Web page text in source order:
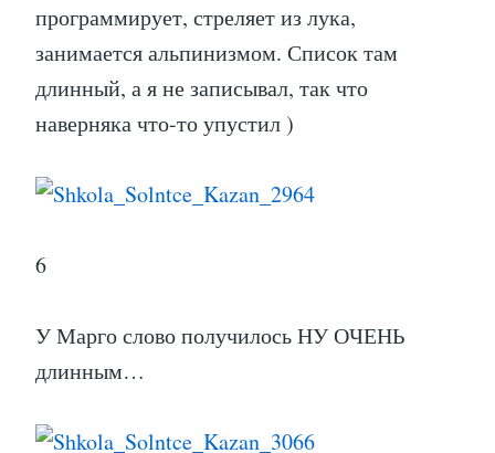
программирует, стреляет из лука,
занимается альпинизмом. Список там
длинный, а я не записывал, так что
наверняка что-то упустил )
6
У Марго слово получилось НУ ОЧЕНЬ
длинным…